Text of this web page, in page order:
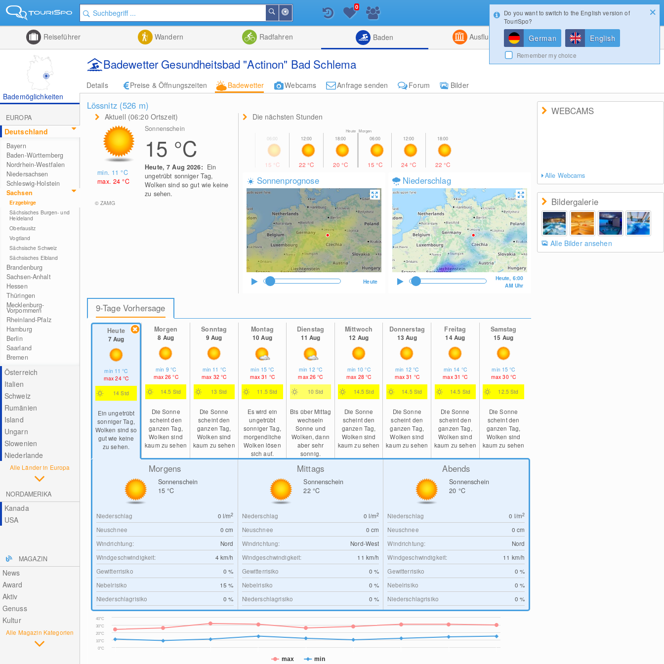
der
Suchen
Listenansicht
Kombiniert
0
Reiseführer Wandern Radfahren Baden Ausflugsziele Magazin
Badewetter Gesundheitsbad "Actinon" Bad Schlema
Details Preise & Öffnungszeiten Badewetter Webcams Anfrage senden Forum
Bilder
Bademöglichkeiten
EUROPA
Deutschland
Bayern
Baden-Württemberg
Nordrhein-Westfalen
Niedersachsen
Schleswig-Holstein
Sachsen
Erzgebirge
Sächsisches Burgen- und
Heideland
Oberlausitz
Vogtland
Sächsische Schweiz
Sächsisches Elbland
Brandenburg
Sachsen-Anhalt
Hessen
Thüringen
Mecklenburg-
Vorpommern
Rheinland-Pfalz
Hamburg
Berlin
Saarland
Bremen
Österreich
Italien
Schweiz
Rumänien
Island
Ungarn
Slowenien
Niederlande
Alle Länder in Europa
NORDAMERIKA
Kanada
USA
MAGAZIN
News
Award
Aktiv
Genuss
Kultur
Alle Magazin Kategorien
Lössnitz (526 m)
Aktuell (06:20 Ortszeit)
min. 11°C
max. 24°C
Sonnenschein
15 °C
Heute, 7 Aug 2026: Ein
ungetrübt sonniger Tag,
Wolken sind so gut wie keine
zu sehen.
© ZAMG
Die nächsten Stunden
15 °C 22°C 20°C
Heute Morgen
15°C 24°C 22°C
Sonnenprognose
Heute
Niederschlag
Heute, 6:00
AM Uhr
9-Tage Vorhersage
Heute
7 Aug
min 11°C
max24 °C
14 Std
Ein ungetrübt
sonniger Tag,
Wolken sind so
gut wie keine
zu sehen.
Morgen
8 Aug
min 9 °C
max26°C
14.5 Std
Die Sonne
scheint den
ganzen Tag,
Wolken sind
kaum zu sehen
Sonntag
9 Aug
min 11 °C
max 32°C
13 Std
Die Sonne
scheint den
ganzen Tag,
Wolken sind
kaum zu sehen
Montag
10 Aug
min 15°C
max31 °C
11.5 Std
Es wird ein
ungetrübt
sonniger Tag,
morgendliche
Wolken lösen
sich auf.
Dienstag
11 Aug
min 12 °C
max 26°C
10 Std
Bis über Mittag
wechseln
Sonne und
Wolken, dann
aber sehr
sonnig.
Mittwoch
12 Aug
min 10°C
max 28 °C
14.5 Std
Die Sonne
scheint den
ganzen Tag,
Wolken sind
kaum zu sehen
Donnerstag
13 Aug
min 12°C
max31 °C
14.5 Std
Die Sonne
scheint den
ganzen Tag,
Wolken sind
kaum zu sehen
Freitag
14 Aug
min 14 °C
max 31°C
14.5 Std
Die Sonne
scheint den
ganzen Tag,
Wolken sind
kaum zu sehen
Samstag
15 Aug
min 15°C
max30 °C
12.5 Std
Die Sonne
scheint den
ganzen Tag,
Wolken sind
kaum zu sehen
Morgens
Sonnenschein
15°C
Niederschlag 0 l/m2
Neuschnee 0cm
Windrichtung:
Nord
Windgeschwindigkeit:
4 km/h
Gewitterrisiko
0 %
Nebelrisiko
15 %
Niederschlagrisiko
0 %
Mittags
Sonnenschein
22 °C
Niederschlag 0 l/m2
Neuschnee 0cm
Windrichtung:
Nord-West
Windgeschwindigkeit:
11 km/h
Gewitterrisiko
0 %
Nebelrisiko
0 %
Niederschlagrisiko
0 %
Abends
Sonnenschein
20 °C
Niederschlag 0 l/m2
Neuschnee 0 cm
Windrichtung:
Nord
Windgeschwindigkeit:
11 km/h
Gewitterrisiko
0 %
Nebelrisiko
0 %
Niederschlagrisiko
0 %
max min
0°C
10°C
20°C
30°C
40°C
WEBCAMS
Alle Webcams
Bildergalerie
Alle Bilder ansehen
Login
Do you want to switch to the English version of
TouriSpo?
German English
Remember my choice
Konfigurator Gewinnspiele